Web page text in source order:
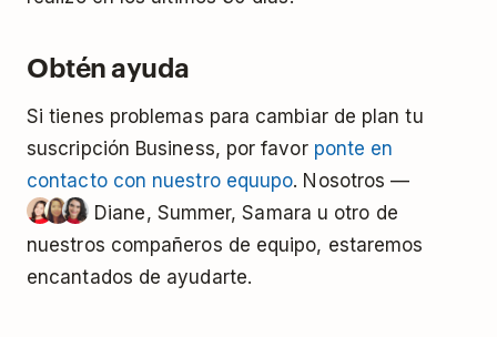
Obtén ayuda
Si tienes problemas para cambiar de plan tu
suscripción Business, por favor ponte en
contacto con nuestro equupo. Nosotros —
Diane, Summer, Samara u otro de
nuestros compañeros de equipo, estaremos
encantados de ayudarte.